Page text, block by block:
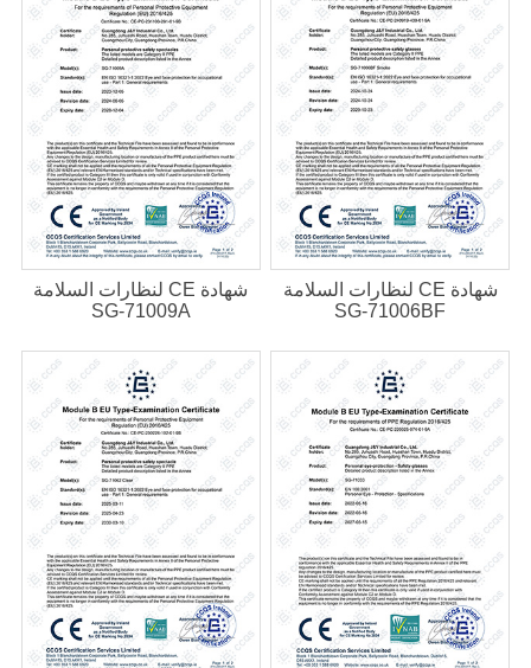
شهادة CE لنظارات السلامة
SG-71006BF
شهادة CE لنظارات السلامة
SG-71009A